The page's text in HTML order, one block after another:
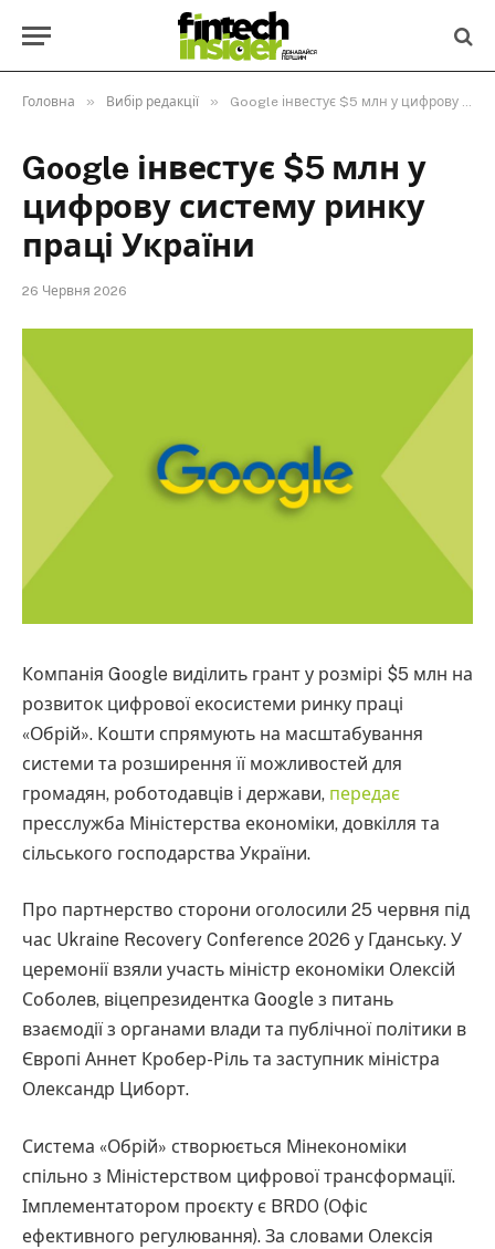
Головна » Вибір редакції » Google інвестує $5 млн у цифрову систему ринку праці України
Google інвестує $5 млн у
цифрову систему ринку
праці України
26 Червня 2026
Компанія Google виділить грант у розмірі $5 млн на
розвиток цифрової екосистеми ринку праці
«Обрій». Кошти спрямують на масштабування
системи та розширення її можливостей для
громадян, роботодавців і держави, передає
пресслужба Міністерства економіки, довкілля та
сільського господарства України.
Про партнерство сторони оголосили 25 червня під
час Ukraine Recovery Conference 2026 у Гданську. У
церемонії взяли участь міністр економіки Олексій
Соболев, віцепрезидентка Google з питань
взаємодії з органами влади та публічної політики в
Європі Аннет Кробер-Ріль та заступник міністра
Олександр Циборт.
Система «Обрій» створюється Мінекономіки
спільно з Міністерством цифрової трансформації.
Імплементатором проєкту є BRDO (Офіс
ефективного регулювання). За словами Олексія